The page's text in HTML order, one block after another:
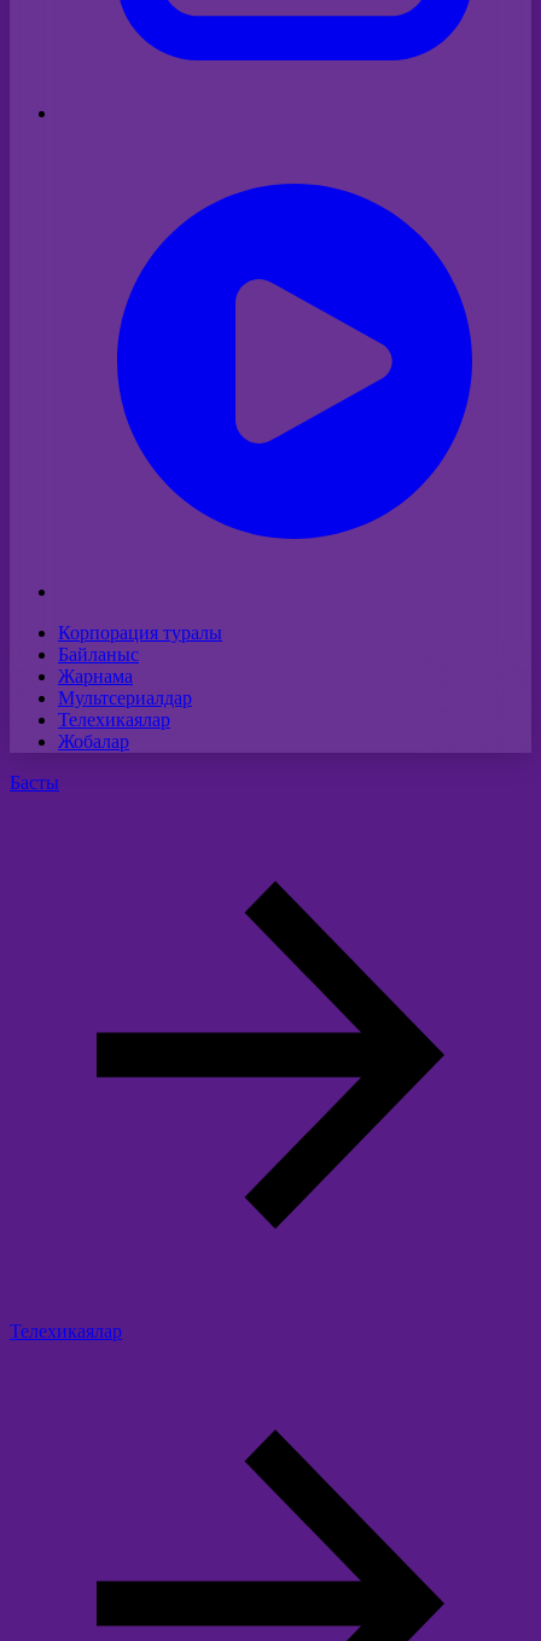
Корпорация туралы
Байланыс
Жарнама
Мультсериалдар
Телехикаялар
Жобалар
Басты
Телехикаялар